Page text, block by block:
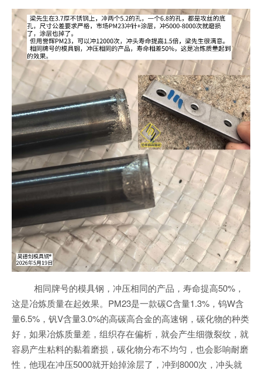
相同牌号的模具钢，冲压相同的产品，寿命提高50%，
这是冶炼质量在起效果。PM23是一款碳C含量1.3%，钨W含
量6.5%，钒V含量3.0%的高碳高合金的高速钢，碳化物的种类
好，如果冶炼质量差，组织存在偏析，就会产生细微裂纹，就
容易产生粘料的黏着磨损，碳化物分布不均匀，也会影响耐磨
性，他现在冲压5000就开始掉涂层了，冲到8000次，冲头就